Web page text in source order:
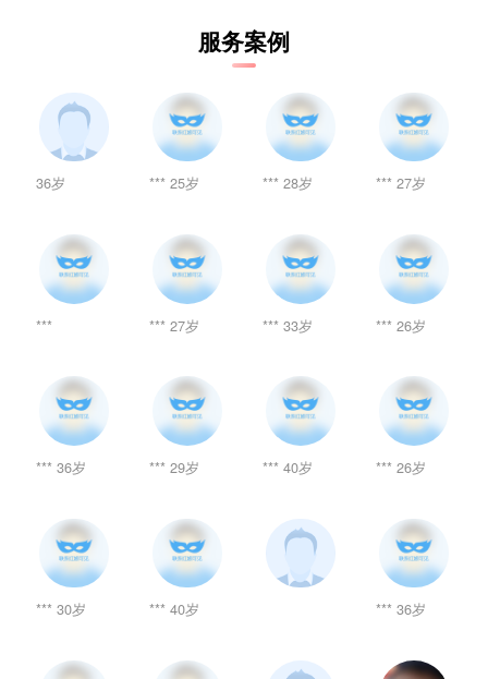
服务案例
36岁 *** 25岁 *** 28岁 *** 27岁
*** *** 27岁 *** 33岁 *** 26岁
*** 36岁 *** 29岁 *** 40岁 *** 26岁
*** 30岁 *** 40岁 *** 36岁